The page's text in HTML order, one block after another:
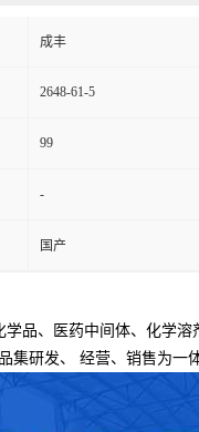
成丰
2648-61-5
99
-
国产
品、医药中间体、化学
集研发、
经营、销售为一